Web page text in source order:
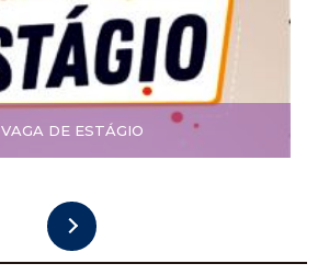
VAGA DE ESTÁGIO